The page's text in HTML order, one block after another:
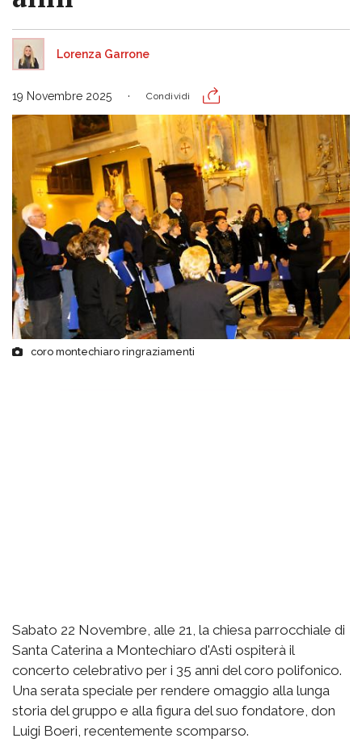
Lorenza Garrone
19 Novembre 2025 Condividi
coro montechiaro ringraziamenti
Sabato 22 Novembre, alle 21, la chiesa parrocchiale di
Santa Caterina a Montechiaro d'Asti ospiterà il
concerto celebrativo per i 35 anni del coro polifonico.
Una serata speciale per rendere omaggio alla lunga
storia del gruppo e alla figura del suo fondatore, don
Luigi Boeri, recentemente scomparso.